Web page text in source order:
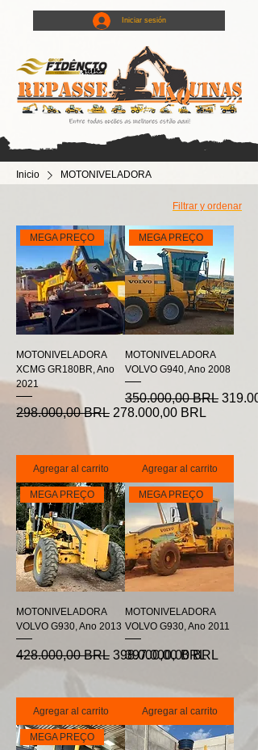
Iniciar sesión
Inicio MOTONIVELADORA
Filtrar y ordenar
MEGA PREÇO
MOTONIVELADORA
XCMG GR180BR, Ano
2021
Precio
298.000,00 BRL Precio de oferta
278.000,00 BRL
Agregar al carrito
MEGA PREÇO
MOTONIVELADORA
VOLVO G940, Ano 2008
Precio
350.000,00 BRL Precio
Agregar al carrito
MEGA PREÇO
MOTONIVELADORA
VOLVO G930, Ano 2013
Precio
428.000,00 BRL Precio de oferta
398.000,00 BRL
Agregar al carrito
MEGA PREÇO
MOTONIVELADORA
VOLVO G930, Ano 2011
Precio
397.000,00 BRL
Agregar al carrito
MEGA PREÇO